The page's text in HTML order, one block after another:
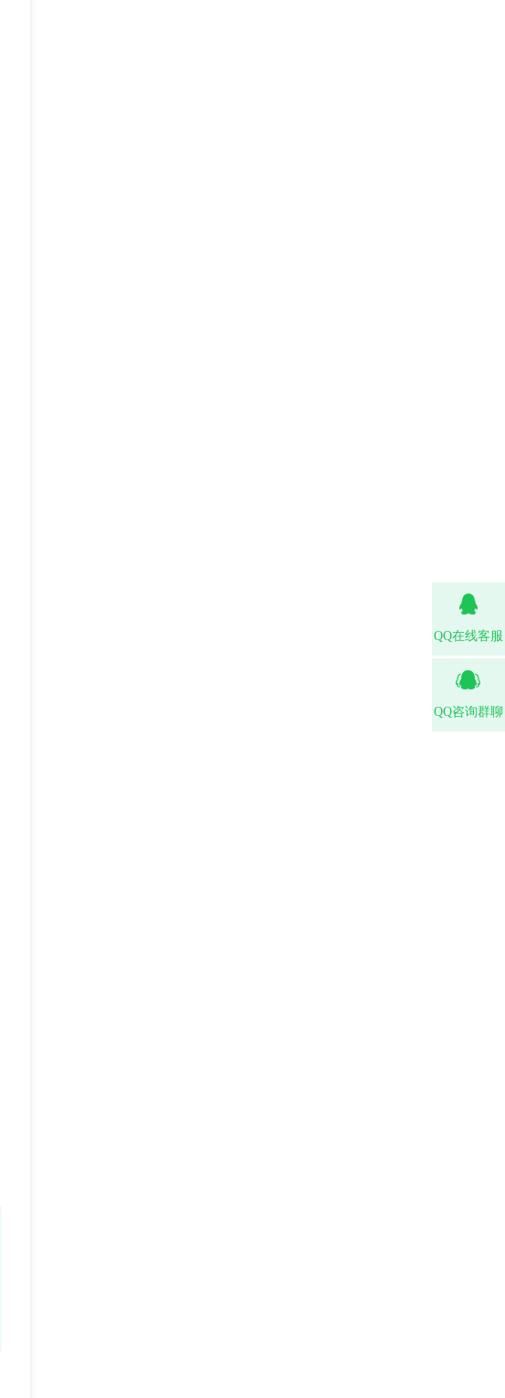
QQ在线客服
QQ咨询群聊